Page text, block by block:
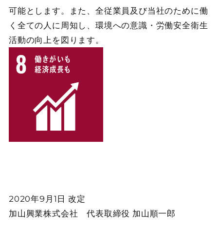
可能とします。また、全従業員及び当社のために働
く全ての人に周知し、環境への意識・労働安全衛生
活動の向上を図ります。
2020年9月1日 改定
加山興業株式会社 代表取締役 加山順一郎